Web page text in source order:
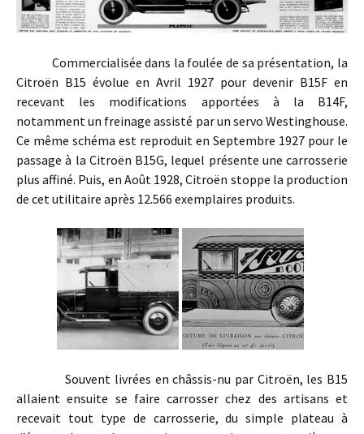
Commercialisée dans la foulée de sa présentation, la
Citroën B15 évolue en Avril 1927 pour devenir B15F en
recevant les modifications apportées à la B14F,
notamment un freinage assisté par un servo Westinghouse.
Ce même schéma est reproduit en Septembre 1927 pour le
passage à la Citroën B15G, lequel présente une carrosserie
plus affiné. Puis, en Août 1928, Citroën stoppe la production
de cet utilitaire après 12.566 exemplaires produits.
Souvent livrées en châssis-nu par Citroën, les B15
allaient ensuite se faire carrosser chez des artisans et
recevait tout type de carrosserie, du simple plateau à